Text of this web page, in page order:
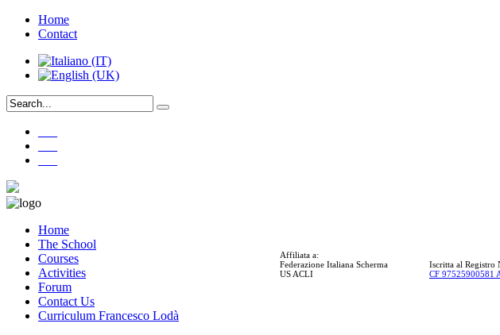
Home
Contact
Affiliata a:
Federazione Italiana Scherma
US ACLI
Iscritta al Registro
CF 97525900581
Home
The School
Courses
Activities
Forum
Contact Us
Curriculum Francesco Lodà